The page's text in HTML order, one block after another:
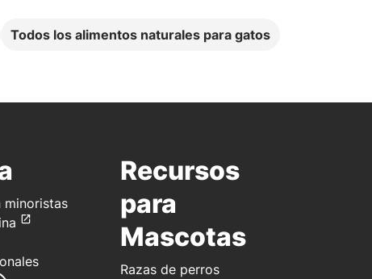
Todos los alimentos naturales para gatos
minoristas
Recursos
para
Mascotas
Razas de perros